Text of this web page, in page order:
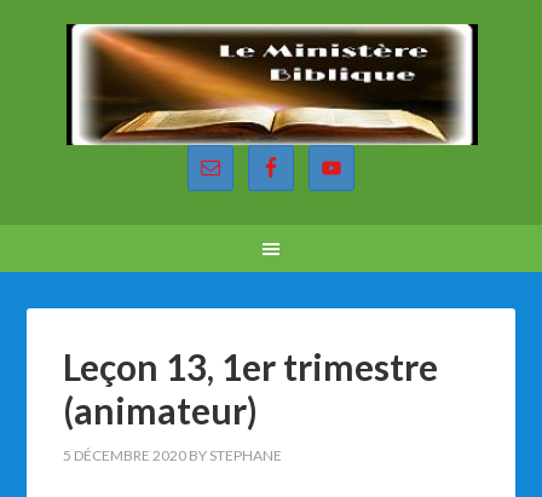
Leçon 13, 1er trimestre
(animateur)
5 DÉCEMBRE 2020 BY STEPHANE